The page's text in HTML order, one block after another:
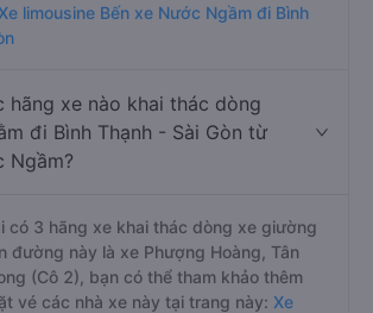
Xe limousine Bến xe Nước Ngầm đi Bình
hãng xe nào khai thác dòng
đi Bình Thạnh - Sài Gòn từ
Ngầm?
có 3 hãng xe khai thác dòng xe giường
đường này là xe Phượng Hoàng, Tân
(Cô 2), bạn có thể tham khảo thêm
vé các nhà xe này tại trang này: Xe